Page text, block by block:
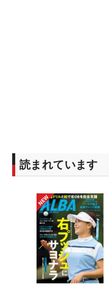
読まれています